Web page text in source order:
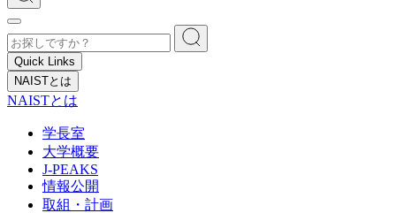
Quick Links
NAISTとは
NAISTとは
学長室
大学概要
J-PEAKS
情報公開
取組・計画